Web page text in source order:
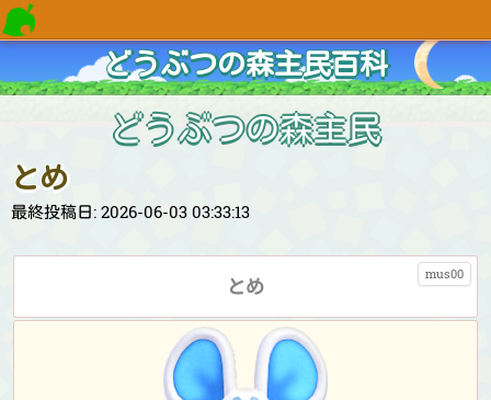
どうぶつの森主民百科
どうぶつの森主民
とめ
最終投稿日: 2026-06-03 03:33:13
mus00
とめ